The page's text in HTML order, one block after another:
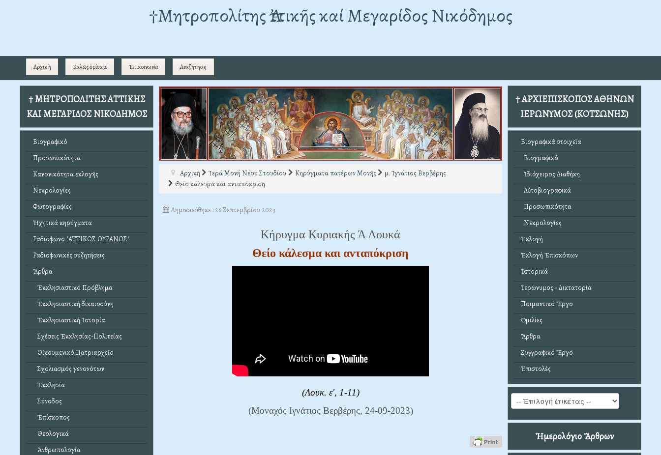
†Mητροπολίτης Ἀττικῆς καί Μεγαρίδος Νικόδημος
Αρχική Καλῶς ὁρίσατε Ἐπικοινωνία Αναζήτηση
† ΜΗΤΡΟΠΟΛΙΤΗΣ ΑΤΤΙΚΗΣ
ΚΑΙ ΜΕΓΑΡΙΔΟΣ ΝΙΚΟΔΗΜΟΣ
Βιογραφικό
Προσωπικότητα
Κανονικότητα ἐκλογῆς
Νεκρολογίες
Φωτογραφίες
Ἠχητικά κηρύγματα
Ραδιόφωνο "ΑΤΤΙΚΟΣ ΟΥΡΑΝΟΣ"
Ραδιοφωνικές συζητήσεις
Ἄρθρα
Ἐκκλησιαστικό Πρόβλημα
Ἐκκλησιαστική δικαιοσύνη
Ἐκκλησιαστική Ἱστορία
Σχέσεις Ἐκκλησίας-Πολιτείας
Οἰκουμενικό Πατριαρχεῖο
Σχολιασμός γενονότων
Ἐκκλησία
Σύνοδος
Ἐπίσκοπος
Θεολογικά
Ἀνθρωπολογία
Αρχική Ἱερά Μονή Νέου Στουδίου Κηρύγματα πατέρων Μονῆς
μ. Ἰγνάτιος Βερβέρης
Θείο κάλεσμα και ανταπόκριση
Δημοσιεύθηκε : 26 Σεπτεμβρίου 2023
Κήρυγμα Κυριακής Ά Λουκά
Θείο κάλεσμα και ανταπόκριση
(Λουκ. ε', 1-11)
(Μοναχός Ιγνάτιος Βερβέρης, 24-09-2023)
† ΑΡΧΙΕΠΙΣΚΟΠΟΣ ΑΘΗΝΩΝ
ΙΕΡΩΝΥΜΟΣ (ΚΟΤΣΩΝΗΣ)
Βιογραφικά στοιχεῖα
Βιογραφικό
Ἰδιόχειρος Διαθήκη
Αὐτοβιογραφικά
Προσωπικότητα
Νεκρολογίες
Ἐκλογή
Ἐκλογή Ἐπισκόπων
Ἱστορικά
Ἱερώνυμος - Δικτατορία
Ποιμαντικό Ἔργο
Ὁμιλίες
Ἄρθρα
Συγγραφικό Ἔργο
Ἐπιστολές
Ἡμερολόγιο Ἄρθρων